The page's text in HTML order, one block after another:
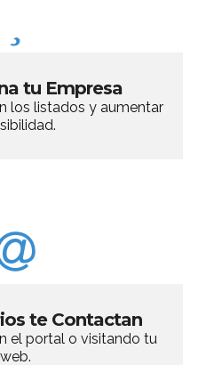
tu Empresa
los listados y aumentar
te Contactan
el portal o visitando tu
web.